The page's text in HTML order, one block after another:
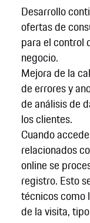
Desarrollo
ofertas de
para el control
negocio.
Mejora de la
de errores y
de análisis de
los clientes.
Cuando
relacionados
online se
registro. Esto
técnicos como
de la visita,